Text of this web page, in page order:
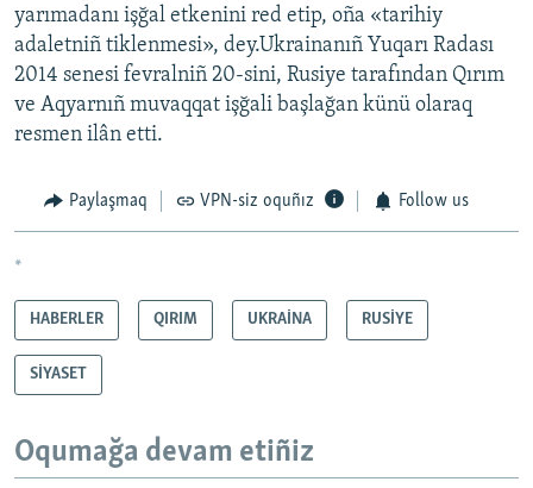
yarımadanı işğal etkenini red etip, oña «tarihiy
adaletniñ tiklenmesi», dey.Ukrainanıñ Yuqarı Radası
2014 senesi fevralniñ 20-sini, Rusiye tarafından Qırım
ve Aqyarnıñ muvaqqat işğali başlağan künü olaraq
resmen ilân etti.
Paylaşmaq VPN-siz oquñız Follow us
*
HABERLER QIRIM UKRAİNA RUSİYE
SİYASET
Oqumağa devam etiñiz